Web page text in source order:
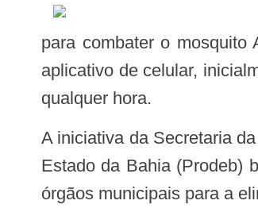
para combater o
aplicativo de celular,
qualquer hora.
A iniciativa da Secretaria da Saúde do Estado da Bahia (Sesab) em parceria com a Companhia de Processamento de Dados do
Estado da Bahia (Prodeb)
órgãos municipais para a